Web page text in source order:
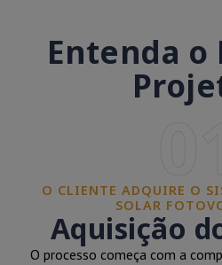
Entenda o
O CLIENTE ADQUIRE O
SOLAR
Aquisição
O processo começa com a